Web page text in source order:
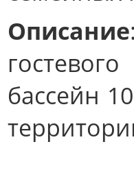
Описание
бассейн